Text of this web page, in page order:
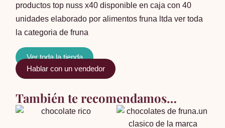
productos top nuss x40 disponible en caja con 40
unidades elaborado por alimentos fruna ltdaver toda
la categoria de fruna
Ver toda la tienda
Hablar con un vendedor
También te recomendamos…